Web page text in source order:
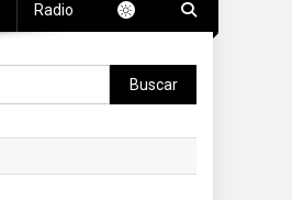
Radio
Buscar: